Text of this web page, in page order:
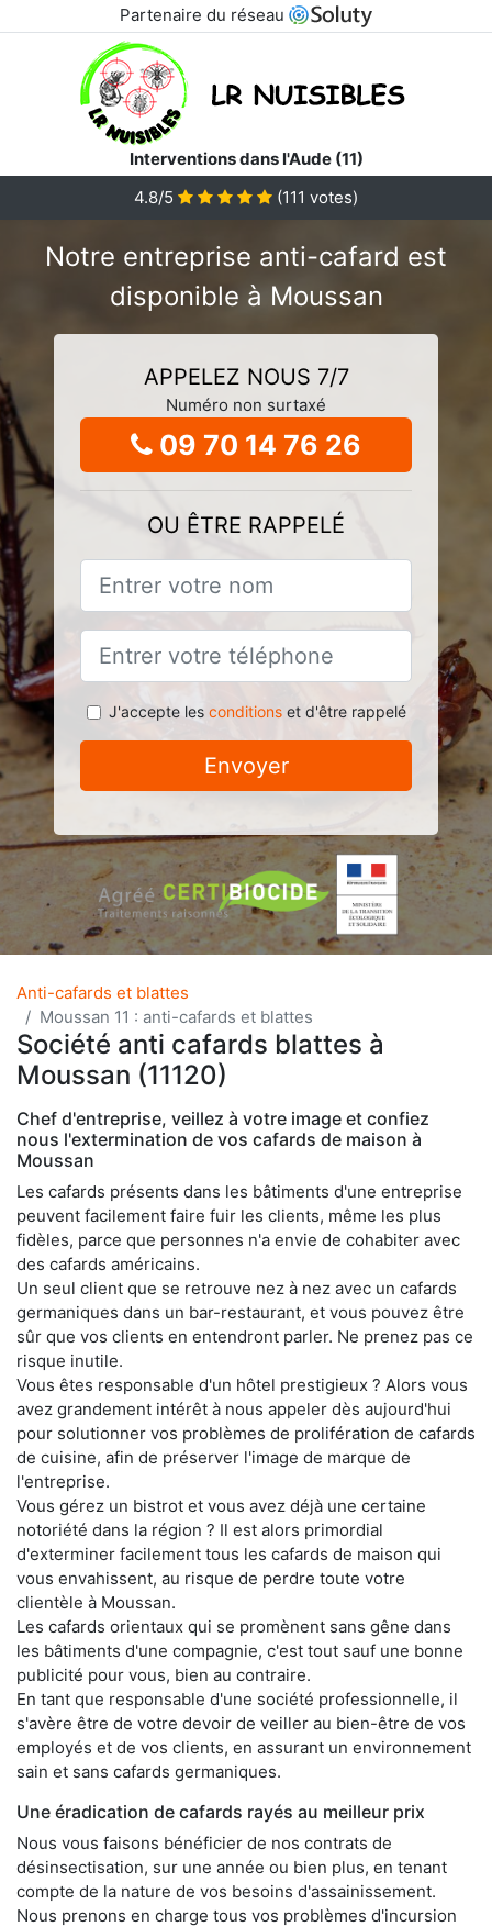
Partenaire du réseau
Interventions dans l'Aude (11)
4.8/5
(111 votes)
Notre entreprise anti-cafard est
disponible à Moussan
APPELEZ NOUS 7/7
Numéro non surtaxé
09 70 14 76 26
OU ÊTRE RAPPELÉ
J'accepte les conditionset d'être rappelé
Envoyer
Anti-cafards et blattes
Moussan 11 : anti-cafards et blattes
Société anti cafards blattes à
Moussan (11120)
Chef d'entreprise, veillez à votre image et confiez
nous l'extermination de vos cafards de maison à
Moussan
Les cafards présents dans les bâtiments d'une entreprise
peuvent facilement faire fuir les clients, même les plus
fidèles, parce que personnes n'a envie de cohabiter avec
des cafards américains.
Un seul client que se retrouve nez à nez avec un cafards
germaniques dans un bar-restaurant, et vous pouvez être
sûr que vos clients en entendront parler. Ne prenez pas ce
risque inutile.
Vous êtes responsable d'un hôtel prestigieux ? Alors vous
avez grandement intérêt à nous appeler dès aujourd'hui
pour solutionner vos problèmes de prolifération de cafards
de cuisine, afin de préserver l'image de marque de
l'entreprise.
Vous gérez un bistrot et vous avez déjà une certaine
notoriété dans la région ? Il est alors primordial
d'exterminer facilement tous les cafards de maison qui
vous envahissent, au risque de perdre toute votre
clientèle à Moussan.
Les cafards orientaux qui se promènent sans gêne dans
les bâtiments d'une compagnie, c'est tout sauf une bonne
publicité pour vous, bien au contraire.
En tant que responsable d'une société professionnelle, il
s'avère être de votre devoir de veiller au bien-être de vos
employés et de vos clients, en assurant un environnement
sain et sans cafards germaniques.
Une éradication de cafards rayés au meilleur prix
Nous vous faisons bénéficier de nos contrats de
désinsectisation, sur une année ou bien plus, en tenant
compte de la nature de vos besoins d'assainissement.
Nous prenons en charge tous vos problèmes d'incursion